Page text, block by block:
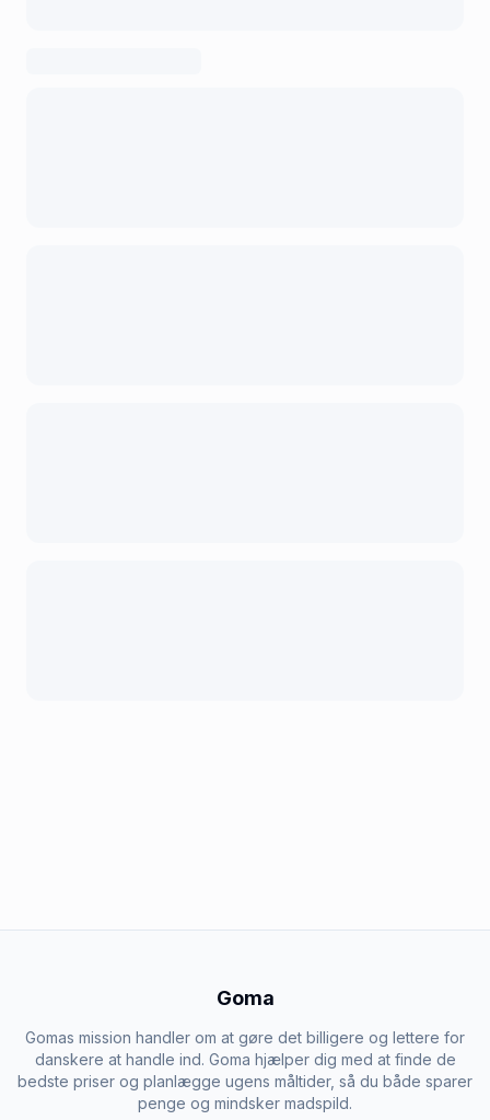
Goma
Gomas mission handler om at gøre det billigere og lettere for
danskere at handle ind. Goma hjælper dig med at finde de
bedste priser og planlægge ugens måltider, så du både sparer
penge og mindsker madspild.